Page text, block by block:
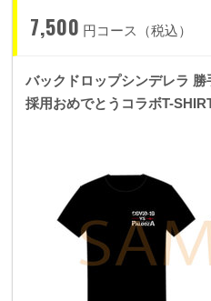
7,500 円コース（税込）
バックドロップシンデレラ
採用おめでとうコラボT-